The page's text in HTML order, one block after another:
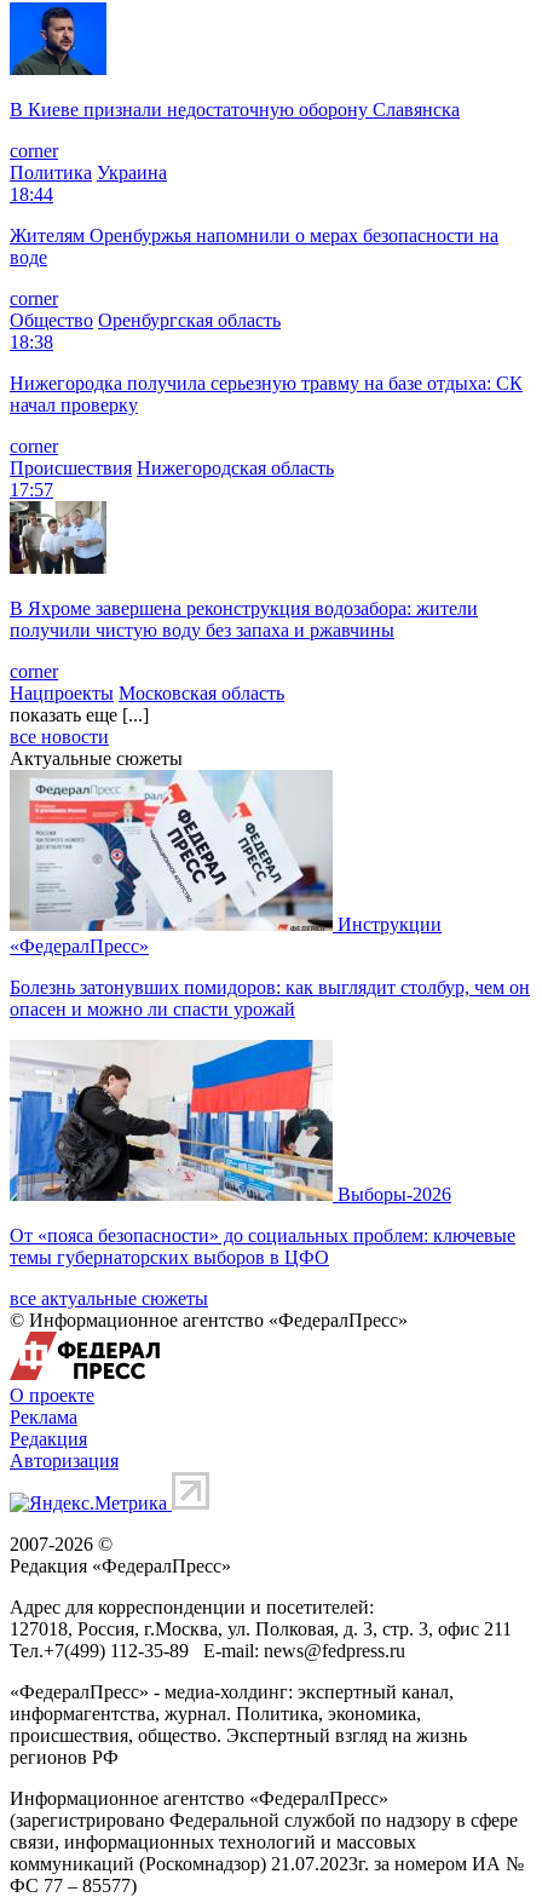
В Киеве признали недостаточную оборону Славянска
corner
Политика Украина
18:44
Жителям Оренбуржья напомнили о мерах безопасности на
воде
corner
Общество Оренбургская область
18:38
Нижегородка получила серьезную травму на базе отдыха: СК
начал проверку
corner
Происшествия Нижегородская область
17:57
В Яхроме завершена реконструкция водозабора: жители
получили чистую воду без запаха и ржавчины
corner
Нацпроекты Московская область
показать еще [...]
все новости
Актуальные сюжеты
Инструкции
«ФедералПресс»
Болезнь затонувших помидоров: как выглядит столбур, чем он
опасен и можно ли спасти урожай
Выборы-2026
От «пояса безопасности» до социальных проблем: ключевые
темы губернаторских выборов в ЦФО
все актуальные сюжеты
© Информационное агентство «ФедералПресс»
О проекте
Реклама
Редакция
Авторизация
2007-2026 ©
Редакция «ФедералПресс»
Адрес для корреспонденции и посетителей:
127018, Россия, г.Москва, ул. Полковая, д. 3, стр. 3, офис 211
Тел.+7(499) 112-35-89 E-mail: news@fedpress.ru
«ФедералПресс» - медиа-холдинг: экспертный канал,
информагентства, журнал. Политика, экономика,
происшествия, общество. Экспертный взгляд на жизнь
регионов РФ
Информационное агентство «ФедералПресс»
(зарегистрировано Федеральной службой по надзору в сфере
связи, информационных технологий и массовых
коммуникаций (Роскомнадзор) 21.07.2023г. за номером ИА №
ФС 77 – 85577)